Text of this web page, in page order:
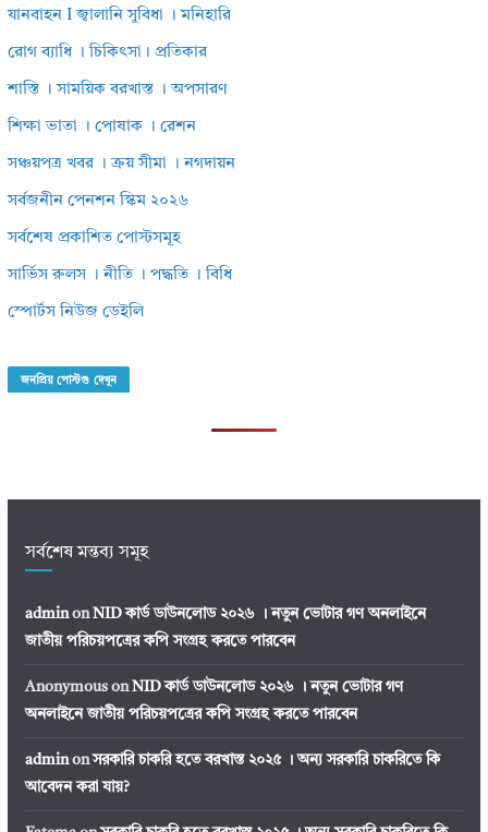
যানবাহন I জ্বালানি সুবিধা । মনিহারি
রোগ ব্যাধি । চিকিৎসা। প্রতিকার
শাস্তি । সাময়িক বরখাস্ত । অপসারণ
শিক্ষা ভাতা । পোষাক । রেশন
সঞ্চয়পত্র খবর । ক্রয় সীমা । নগদায়ন
সর্বজনীন পেনশন স্কিম ২০২৬
সর্বশেষ প্রকাশিত পোস্টসমূহ
সার্ভিস রুলস । নীতি । পদ্ধতি । বিধি
স্পোর্টস নিউজ ডেইলি
জনপ্রিয় পোস্টগু দেখুন
সর্বশেষ মন্তব্য সমূহ
adminonNID কার্ড ডাউনলোড ২০২৬ । নতুন ভোটার গণ অনলাইনে
জাতীয় পরিচয়পত্রের কপি সংগ্রহ করতে পারবেন
AnonymousonNID কার্ড ডাউনলোড ২০২৬ । নতুন ভোটার গণ
অনলাইনে জাতীয় পরিচয়পত্রের কপি সংগ্রহ করতে পারবেন
adminonসরকারি চাকরি হতে বরখাস্ত ২০২৫ । অন্য সরকারি চাকরিতে কি
আবেদন করা যায়?